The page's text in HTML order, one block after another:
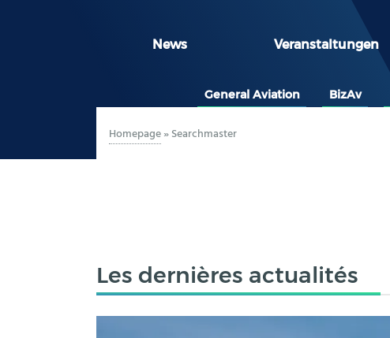
News Veranstaltungen
General Aviation BizAv
Homepage»Searchmaster
Les dernières actualités